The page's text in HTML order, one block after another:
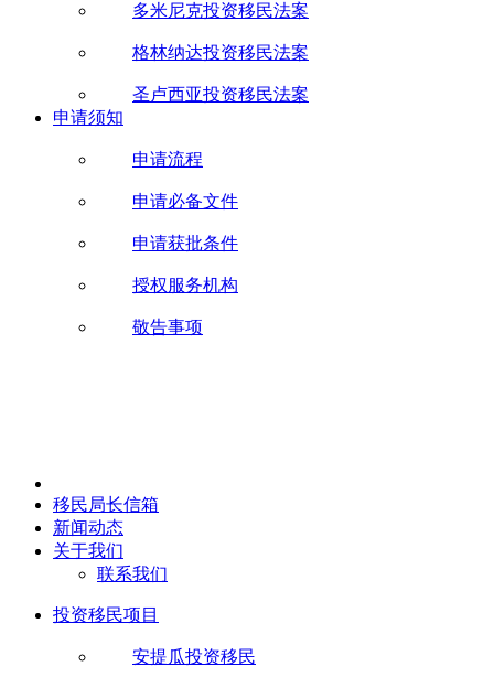
多米尼克投资移民法案
格林纳达投资移民法案
圣卢西亚投资移民法案
申请须知
申请流程
申请必备文件
申请获批条件
授权服务机构
敬告事项
移民局长信箱
新闻动态
关于我们
联系我们
投资移民项目
安提瓜投资移民